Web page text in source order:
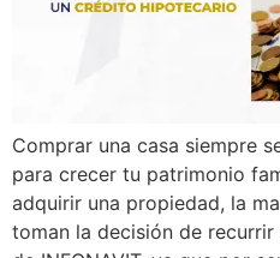
Comprar una casa siempre
para crecer tu patrimonio
adquirir una propiedad, la
toman la decisión de